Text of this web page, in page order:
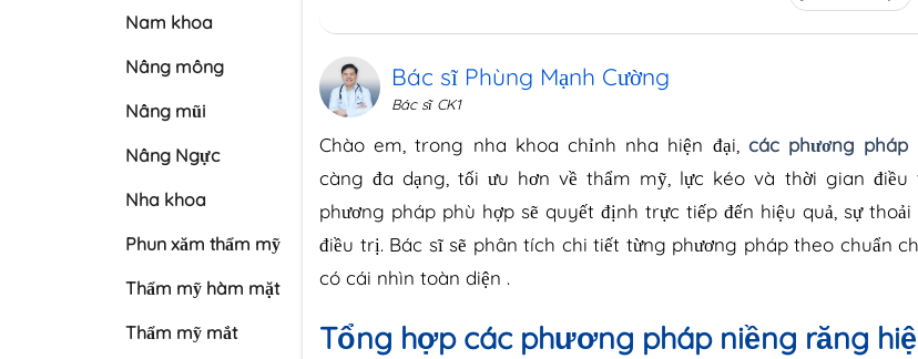
Nam khoa
Nâng mông
Nâng mũi
Nâng Ngực
Nha khoa
Phun xăm thẩm mỹ
Thẩm mỹ hàm mặt
Thẩm mỹ mắt
Bác sĩ Phùng Mạnh Cường
Bác sĩ CK1
Chào em, trong nha khoa chỉnh nha hiện đại, các phương pháp
càng đa dạng, tối ưu hơn về thẩm mỹ, lực kéo và thời gian điều
phương pháp phù hợp sẽ quyết định trực tiếp đến hiệu quả, sự
điều trị. Bác sĩ sẽ phân tích chi tiết từng phương pháp theo chuẩn
có cái nhìn toàn diện .
Tổng hợp các phương pháp niềng răng